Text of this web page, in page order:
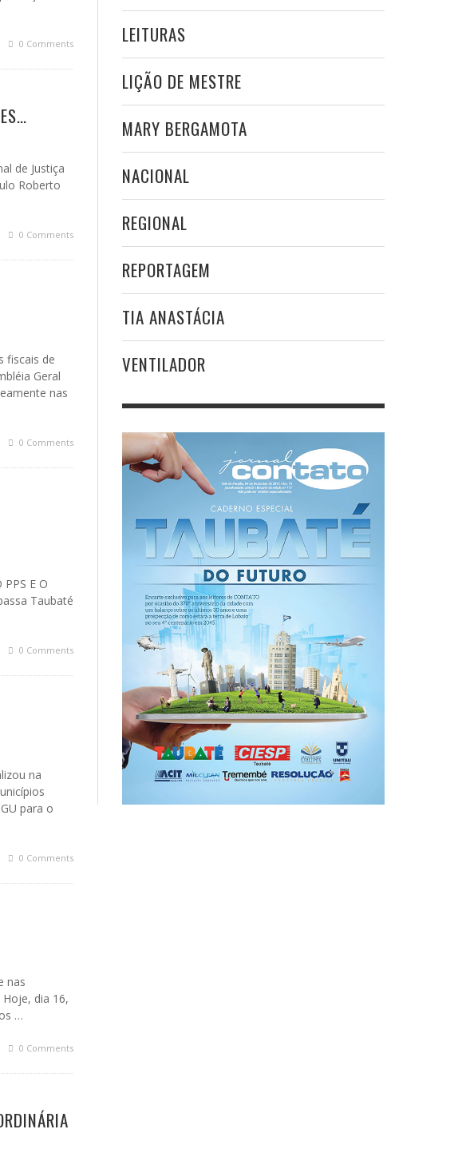
0 Comments
de Justiça
Roberto
0 Comments
fiscais de
Geral
nas
0 Comments
PPS E O
Taubaté
0 Comments
na
para o
0 Comments
nas
dia 16,
…
0 Comments
LEITURAS
LIÇÃO DE MESTRE
MARY BERGAMOTA
NACIONAL
REGIONAL
REPORTAGEM
TIA ANASTÁCIA
VENTILADOR